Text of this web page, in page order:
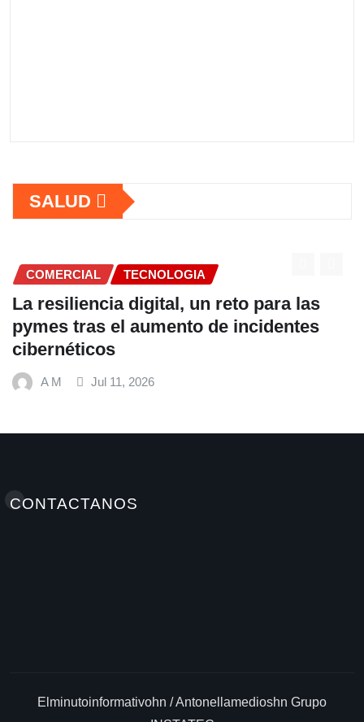
SALUD
COMERCIAL
Fundación Ficohsa fortalece la
alimentación escolar y promueve
hábitos saludables junto al